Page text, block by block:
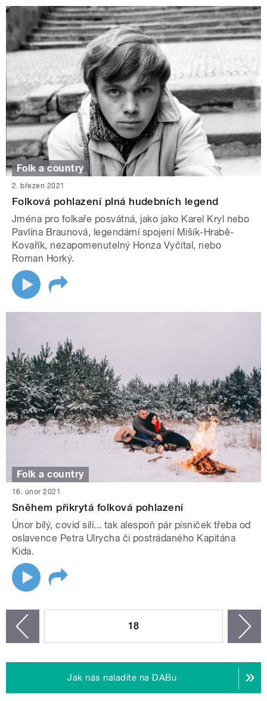
Folk a country
2. březen 2021
Folková pohlazení plná hudebních legend
Jména pro folkaře posvátná, jako jako Karel Kryl nebo
Pavlína Braunová, legendární spojení Mišík-Hrabě-
Kovařík, nezapomenutelný Honza Vyčítal, nebo
Roman Horký.
Folk a country
16. únor 2021
Sněhem přikrytá folková pohlazení
Únor bílý, covid sílí... tak alespoň pár písniček třeba od
oslavence Petra Ulrycha či postrádaného Kapitána
Kida.
18
Jak nás naladíte na DABu